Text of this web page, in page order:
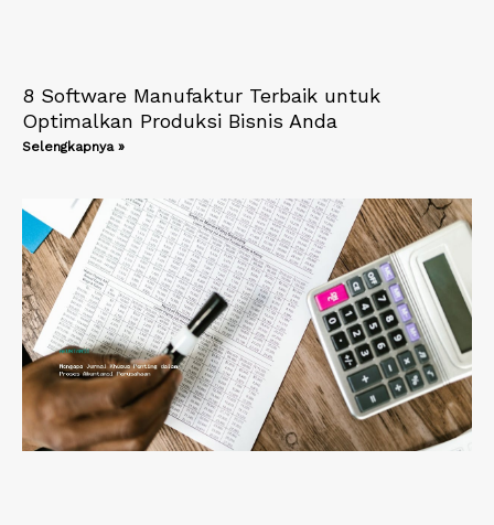
8 Software Manufaktur Terbaik untuk
Optimalkan Produksi Bisnis Anda
Selengkapnya »